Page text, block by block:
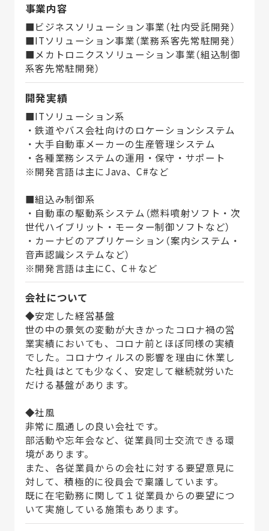
事業内容
■ビジネスソリューション事業（社内受託開発）
■ITソリューション事業（業務系客先常駐開発）
■メカトロニクスソリューション事業（組込制御
系客先常駐開発）
開発実績
■ITソリューション系
・鉄道やバス会社向けのロケーションシステム
・大手自動車メーカーの生産管理システム
・各種業務システムの運用・保守・サポート
※開発言語は主にJava、C#など
■組込み制御系
・自動車の駆動系システム（燃料噴射ソフト・次
世代ハイブリット・モーター制御ソフトなど）
・カーナビのアプリケーション（案内システム・
音声認識システムなど）
※開発言語は主にC、C⧺など
会社について
◆安定した経営基盤
世の中の景気の変動が大きかったコロナ禍の営
業実績においても、コロナ前とほぼ同様の実績
でした。コロナウィルスの影響を理由に休業し
た社員はとても少なく、安定して継続就労いた
だける基盤があります。
◆社風
非常に風通しの良い会社です。
部活動や忘年会など、従業員同士交流できる環
境があります。
また、各従業員からの会社に対する要望意見に
対して、積極的に役員会で稟議しています。
既に在宅勤務に関して１従業員からの要望につ
いて実施している施策もあります。